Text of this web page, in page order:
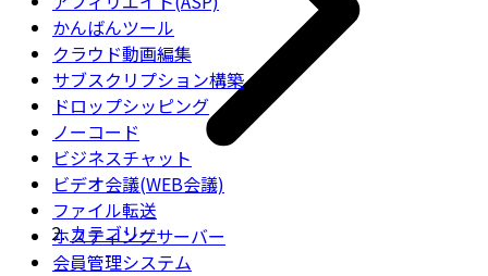
かんばんツール
クラウド動画編集
サブスクリプション構築
ドロップシッピング
ノーコード
ビジネスチャット
ビデオ会議(WEB会議)
ファイル転送
ホスティングサーバー
会員管理システム
カテゴリー